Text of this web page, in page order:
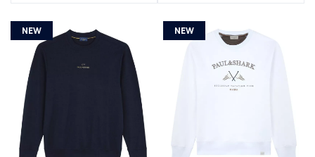
NEW NEW